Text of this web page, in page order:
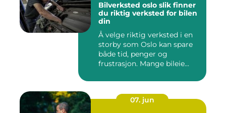
Bilverksted oslo slik finner
du riktig verksted for bilen
din
Å velge riktig verksted i en
storby som Oslo kan spare
både tid, penger og
frustrasjon. Mange bileie...
07. jun